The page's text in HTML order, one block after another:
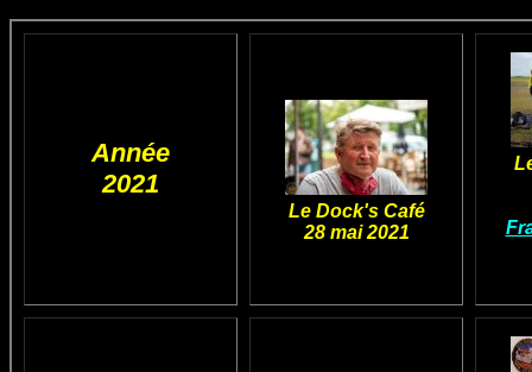
Année
2021
Le Dock's Café
28 mai 2021